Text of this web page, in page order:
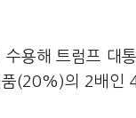
용해 트럼프 대
(20%)의 2배인